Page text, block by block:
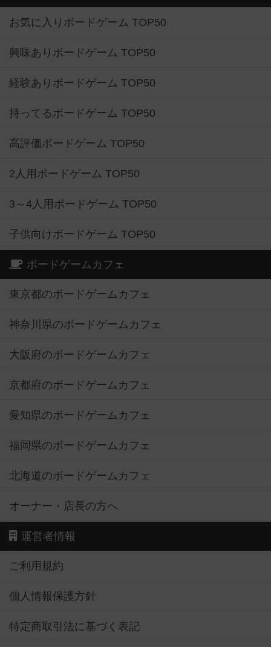
お気に入りボードゲーム TOP50
興味ありボードゲーム TOP50
経験ありボードゲーム TOP50
持ってるボードゲーム TOP50
高評価ボードゲーム TOP50
2人用ボードゲーム TOP50
3～4人用ボードゲーム TOP50
子供向けボードゲーム TOP50
ボードゲームカフェ
東京都のボードゲームカフェ
神奈川県のボードゲームカフェ
大阪府のボードゲームカフェ
京都府のボードゲームカフェ
愛知県のボードゲームカフェ
福岡県のボードゲームカフェ
北海道のボードゲームカフェ
オーナー・店長の方へ
運営者情報
ご利用規約
個人情報保護方針
特定商取引法に基づく表記